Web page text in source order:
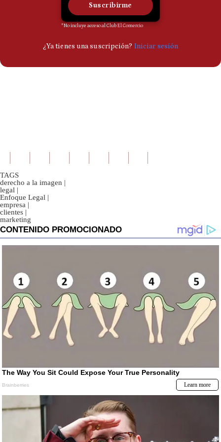
TAGS
derecho a la imagen |
legal |
Enfoque Legal |
empresa |
clientes |
marketing